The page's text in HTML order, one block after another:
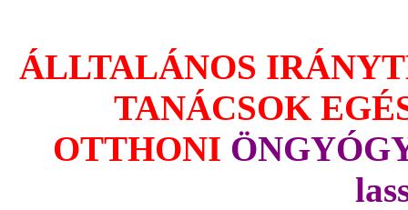
ÁLLTALÁNOS
TANÁCSOK
OTTHONI Ö